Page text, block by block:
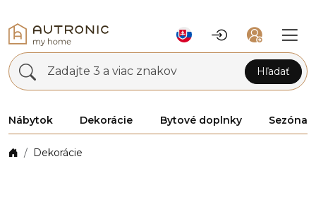
Zadajte 3 a viac znakov Hľadať
Nábytok Dekorácie Bytové doplnky Sezóna
Dekorácie